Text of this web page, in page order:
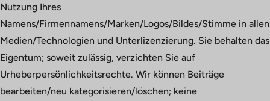
Nutzung Ihres
Namens/Firmennamens/Marken/Logos/Bildes/Stimme in allen
Medien/Technologien und Unterlizenzierung. Sie behalten das
Eigentum; soweit zulässig, verzichten Sie auf
Urheberpersönlichkeitsrechte. Wir können Beiträge
bearbeiten/neu kategorisieren/löschen; keine